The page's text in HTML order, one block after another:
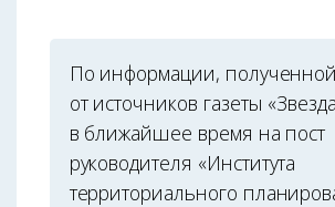
По информации, полученной
от источников газеты
в ближайшее время на пост
руководителя «Института
территориального